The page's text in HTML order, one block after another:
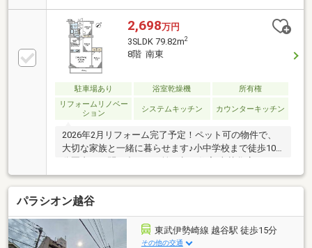
の部署がございますので、お客様一人一人に合った、
またその時々に最も良い条件でお借入れができるご提
案をさせていただきます。住宅ローンに不安がある
方、借り入れができないと思っている方、あきらめる
前に一度埼玉相互住宅株式会社東越谷店にお越しくだ
さい！
2,698万円
3SLDK 79.82m2
8階 南東
駐車場あり 浴室乾燥機
所有権
リフォームリノベー
ション
システムキッチン カウンターキッチン
2026年2月リフォーム完了予定！ペット可の物件で、
大切な家族と一緒に暮らせます♪小中学校まで徒歩10
問い合わせください。
パラシオン越谷
東武伊勢崎線 越谷駅 徒歩15分
その他の交通